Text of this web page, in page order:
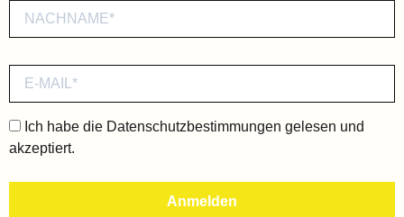
Ich habe die Datenschutzbestimmungen gelesen und
akzeptiert.